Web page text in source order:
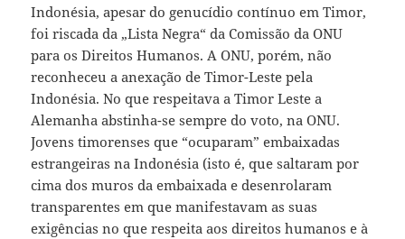
Indonésia, apesar do genucídio contínuo em Timor,
foi riscada da „Lista Negra“ da Comissão da ONU
para os Direitos Humanos. A ONU, porém, não
reconheceu a anexação de Timor-Leste pela
Indonésia. No que respeitava a Timor Leste a
Alemanha abstinha-se sempre do voto, na ONU.
Jovens timorenses que “ocuparam” embaixadas
estrangeiras na Indonésia (isto é, que saltaram por
cima dos muros da embaixada e desenrolaram
transparentes em que manifestavam as suas
exigências no que respeita aos direitos humanos e à